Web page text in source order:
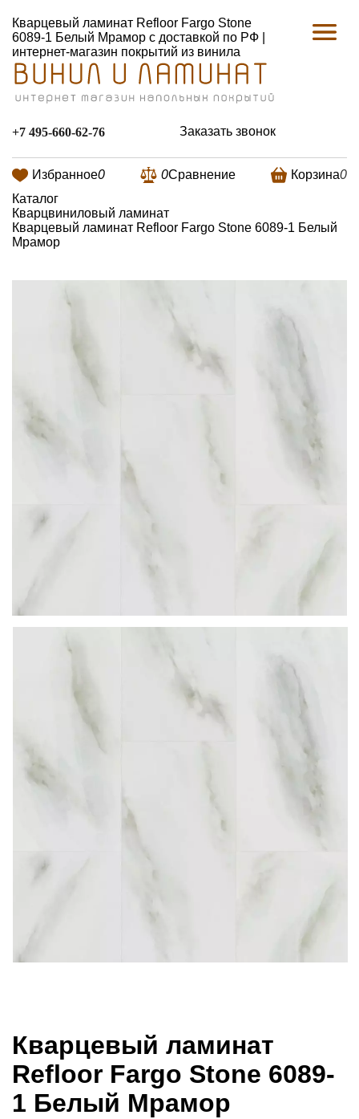
Кварцевый ламинат Refloor Fargo Stone
6089-1 Белый Мрамор с доставкой по РФ |
интернет-магазин покрытий из винила
+7 495-660-62-76 Заказать звонок
Избранное0 0Сравнение Корзина0
Каталог
Кварцвиниловый ламинат
Кварцевый ламинат Refloor Fargo Stone 6089-1 Белый
Мрамор
Кварцевый ламинат
Refloor Fargo Stone 6089-
1 Белый Мрамор